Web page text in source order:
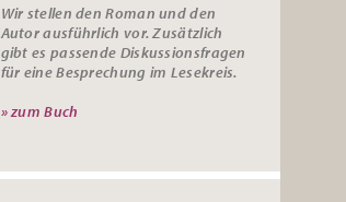
Wir stellen den Roman und den
Autor ausführlich vor. Zusätzlich
gibt es passende Diskussionsfragen
für eine Besprechung im Lesekreis.
» zum Buch